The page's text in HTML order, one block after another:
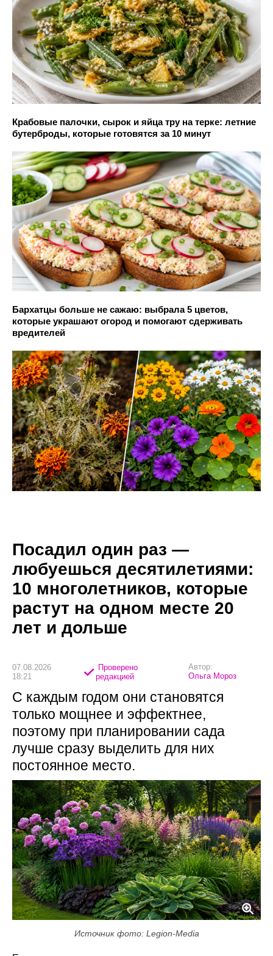
Крабовые палочки, сырок и яйца тру на терке: летние
бутерброды, которые готовятся за 10 минут
Бархатцы больше не сажаю: выбрала 5 цветов,
которые украшают огород и помогают сдерживать
вредителей
Посадил один раз —
любуешься десятилетиями:
10 многолетников, которые
растут на одном месте 20
лет и дольше
07.08.2026
18:21
Проверено
редакцией
Автор:
Ольга Мороз
С каждым годом они становятся
только мощнее и эффектнее,
поэтому при планировании сада
лучше сразу выделить для них
постоянное место.
Источник фото: Legion-Media